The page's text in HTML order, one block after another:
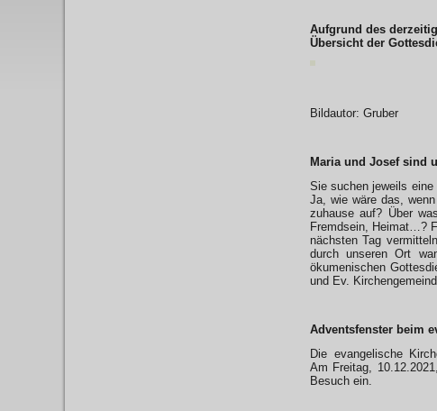
Aufgrund des
Übersicht der
Bildautor: Gruber
Maria und Josef sind
Sie suchen jeweils
Ja, wie wäre das,
zuhause auf? Über
Fremdsein, Heimat…?
nächsten Tag
durch unseren Ort
ökumenischen
und Ev.
Adventsfenster beim
Die evangelische
Am Freitag,
Besuch ein.